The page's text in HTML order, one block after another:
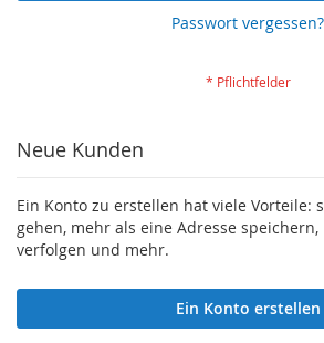
Passwort vergessen?
Neue Kunden
Ein Konto zu erstellen hat viele Vorteile:
gehen, mehr als eine Adresse
verfolgen und mehr.
Ein Konto erstellen